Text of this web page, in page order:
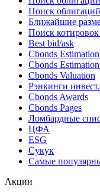
Показать все
Облигации
Поиск
Поиск
Ближайшие
Поиск котировок
Best bid/ask
Cbonds Estimation
Cbonds Estimation
Cbonds Valuation
Рэнкинги
Cbonds Awards
Cbonds Pages
Ломбардные
ESG